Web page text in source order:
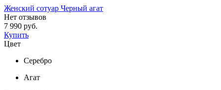
Женский сотуар Черный агат
Нет отзывов
7 990 руб.
Купить
Цвет
Серебро
Агат